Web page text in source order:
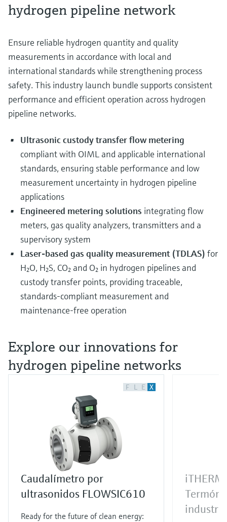
específicas sobre los productos.
Buscador de repuestos
Encuentre repuestos por raíz del producto,
código de pedido o número de serie
electromecánico
microondas
Level measurement with pressure
Ver todos
Medición mediante transmisión de
Memosens technology
Ver todos
la transparencia de los procesos
sólida y fundamentada
hydrogen pipeline network
Ensure reliable hydrogen quantity and quality
measurements in accordance with local and
international standards while strengthening process
safety. This industry launch bundle supports consistent
performance and efficient operation across hydrogen
pipeline networks.
Ultrasonic custody transfer flow metering
compliant with OIML and applicable international
standards, ensuring stable performance and low
measurement uncertainty in hydrogen pipeline
applications
Engineered metering solutions integrating flow
meters, gas quality analyzers, transmitters and a
supervisory system
Laser‑based gas quality measurement (TDLAS) for
H₂O, H₂S, CO₂ and O₂ in hydrogen pipelines and
custody transfer points, providing traceable,
standards‑compliant measurement and
maintenance‑free operation
Explore our innovations for
hydrogen pipeline networks
F L E X
Caudalímetro por
ultrasonidos FLOWSIC610
Ready for the future of clean energy: